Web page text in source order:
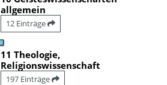
allgemein
12 Einträge
11 Theologie,
Religionswissenschaft
197 Einträge